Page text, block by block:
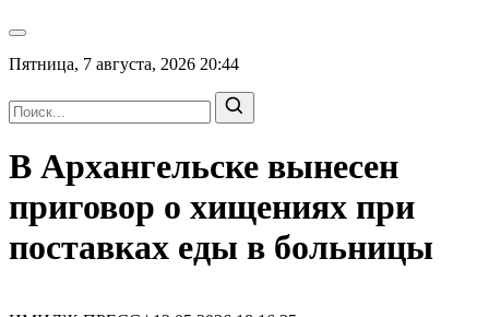
Пятница, 7 августа, 2026 20:44
В Архангельске вынесен
приговор о хищениях при
поставках еды в больницы